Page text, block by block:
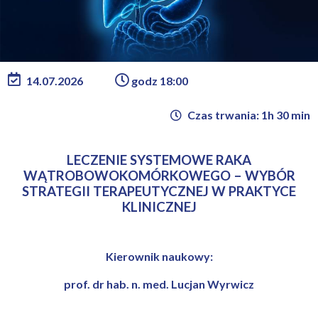
14.07.2026 godz 18:00
Czas trwania: 1h 30 min
LECZENIE SYSTEMOWE RAKA
WĄTROBOWOKOMÓRKOWEGO – WYBÓR
STRATEGII TERAPEUTYCZNEJ W PRAKTYCE
KLINICZNEJ
Kierownik naukowy:
prof. dr hab. n. med. Lucjan Wyrwicz